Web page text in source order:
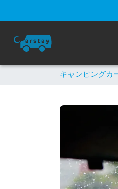
キャンピングカ